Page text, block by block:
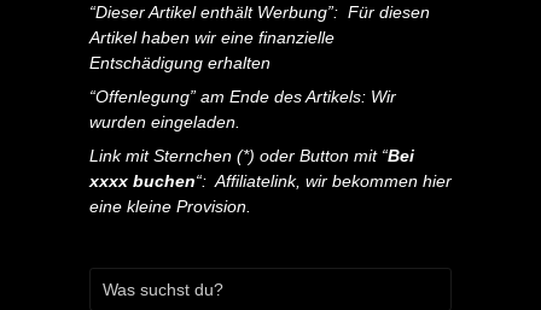
“Dieser Artikel enthält Werbung”: Für diesen
Artikel haben wir eine finanzielle
Entschädigung erhalten
“Offenlegung” am Ende des Artikels: Wir
wurden eingeladen.
Link mit Sternchen (*) oder Button mit “Bei
xxxx buchen“: Affiliatelink, wir bekommen hier
eine kleine Provision.